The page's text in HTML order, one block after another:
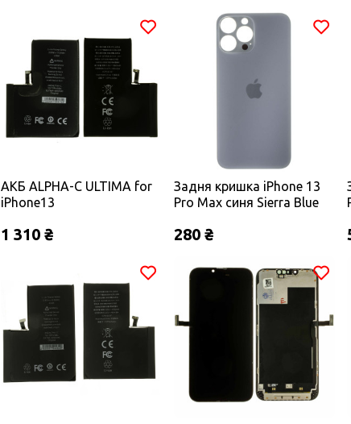
АКБ ALPHA-C ULTIMA for
iPhone13
1 310 ₴
Задня кришка iPhone 13
Pro Max синя Sierra Blue
камеру)
280 ₴